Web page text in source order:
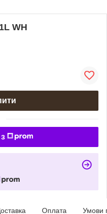
WH
Оплата Умови